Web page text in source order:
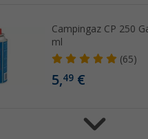
Campingaz CP 250
ml
(65)
5,49 €